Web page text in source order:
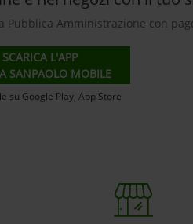
Pubblica Amministrazione con
SCARICA L'APP
SANPAOLO MOBILE
su Google Play, App Store